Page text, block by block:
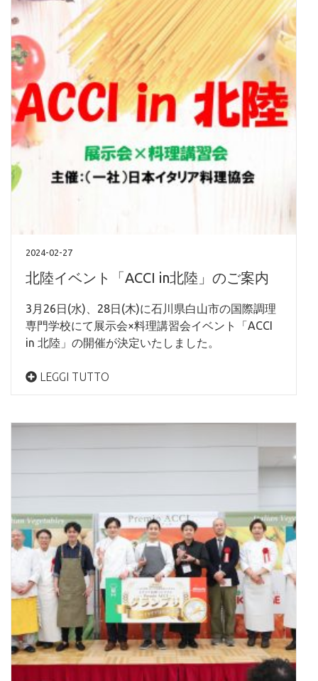
2024-02-27
北陸イベント「ACCI in北陸」のご案内
3月26日(水)、28日(木)に石川県白山市の国際調理
専門学校にて展示会×料理講習会イベント「ACCI
in 北陸」の開催が決定いたしました。
LEGGI TUTTO